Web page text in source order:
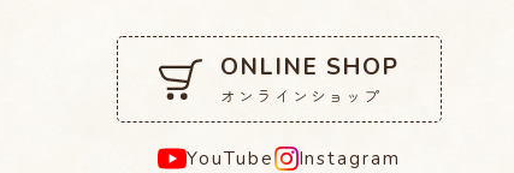
ONLINE SHOP
オンラインショップ
YouTube Instagram